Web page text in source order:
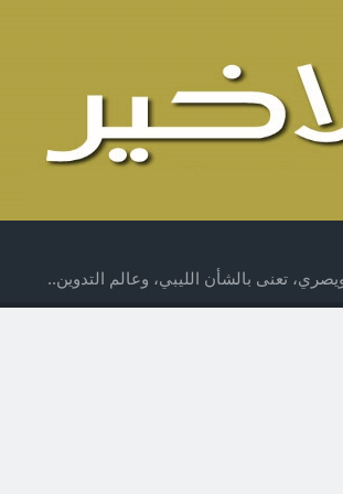
تعنى بالشأن الليبي، وعالم التدوين..